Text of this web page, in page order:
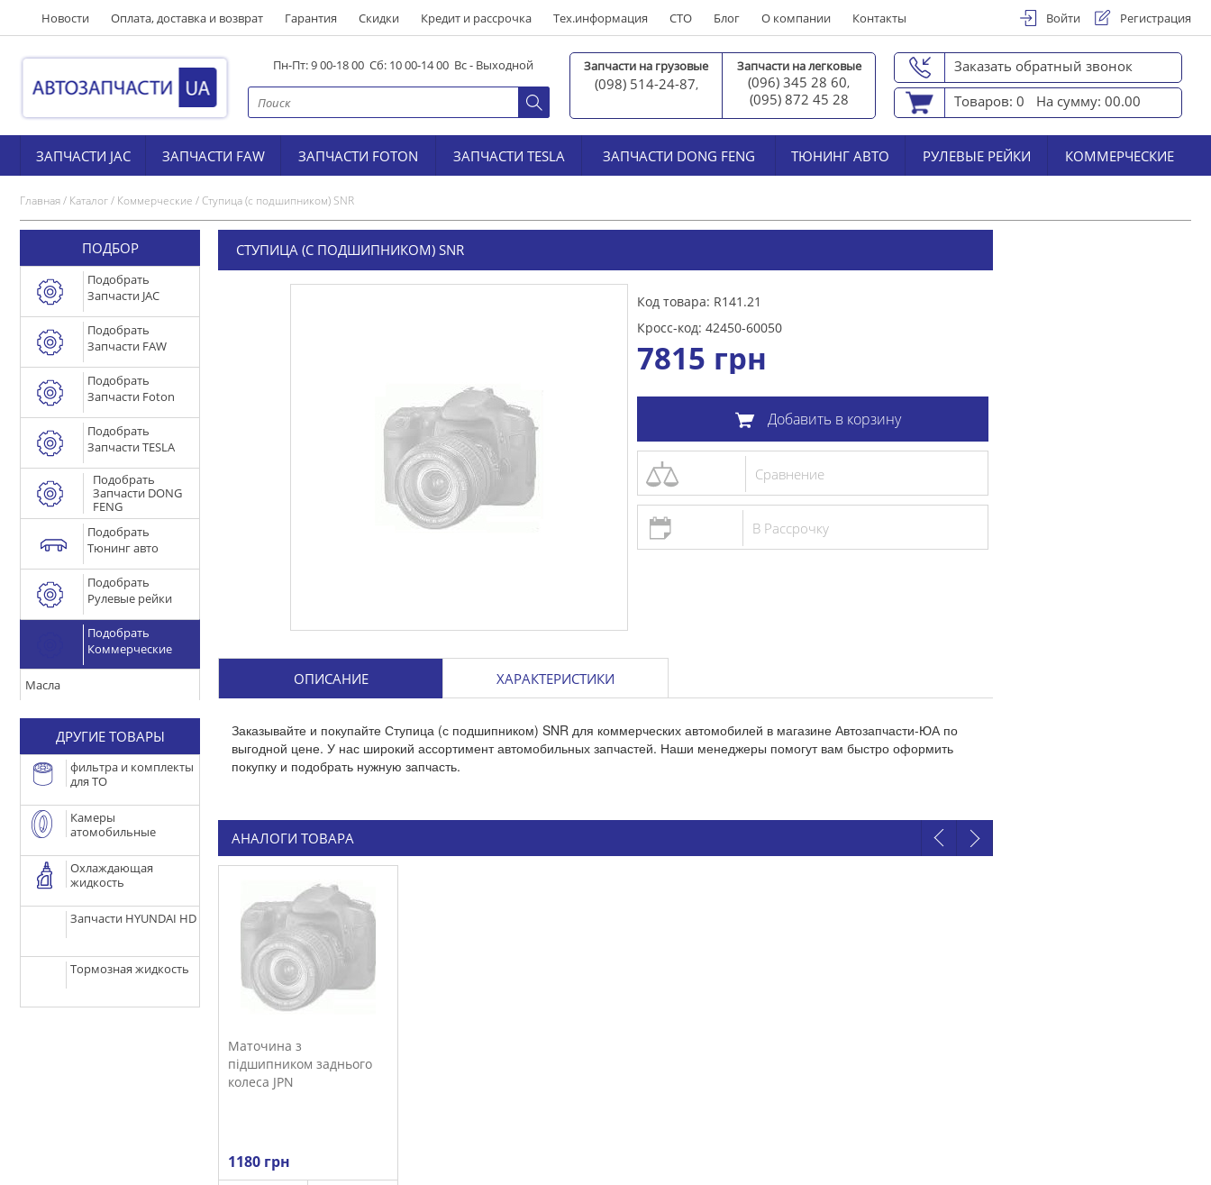
Новости Оплата, доставка и возврат Гарантия Скидки Кредит и рассрочка Тех.информация СТО Блог О компании Контакты Войти Регистрация
Пн-Пт: 9 00-18 00 Сб: 10 00-14 00 Вс - Выходной Запчасти на грузовые
(098) 514-24-87,
Запчасти на легковые
(096) 345 28 60,
(095) 872 45 28
Заказать обратный звонок
Товаров: 0
На сумму: 00.00
ЗАПЧАСТИ JAC ЗАПЧАСТИ FAW ЗАПЧАСТИ FOTON ЗАПЧАСТИ TESLA ЗАПЧАСТИ DONG FENG ТЮНИНГ АВТО РУЛЕВЫЕ РЕЙКИ КОММЕРЧЕСКИЕ
Главная/ Каталог/ Коммерческие /Ступица (с подшипником) SNR
ПОДБОР
Подобрать
Запчасти JAC
Подобрать
Запчасти FAW
Подобрать
Запчасти Foton
Подобрать
Запчасти TESLA
Подобрать
Запчасти DONG
FENG
Подобрать
Тюнинг авто
Подобрать
Рулевые рейки
Подобрать
Коммерческие
Масла
ДРУГИЕ ТОВАРЫ
фильтра и комплекты
для ТО
Камеры
атомобильные
Охлаждающая
жидкость
Запчасти HYUNDAI HD
Тормозная жидкость
СТУПИЦА (С ПОДШИПНИКОМ) SNR
Код товара: R141.21
Кросс-код: 42450-60050
7815 грн
Добавить в корзину
Сравнение
В Рассрочку
ОПИСАНИЕ ХАРАКТЕРИСТИКИ
Заказывайте и покупайте Ступица (с подшипником) SNR для коммерческих автомобилей в магазине Автозапчасти-ЮА по
выгодной цене. У нас широкий ассортимент автомобильных запчастей. Наши менеджеры помогут вам быстро оформить
покупку и подобрать нужную запчасть.
АНАЛОГИ ТОВАРА
Маточина з
підшипником заднього
колеса JPN
1180 грн